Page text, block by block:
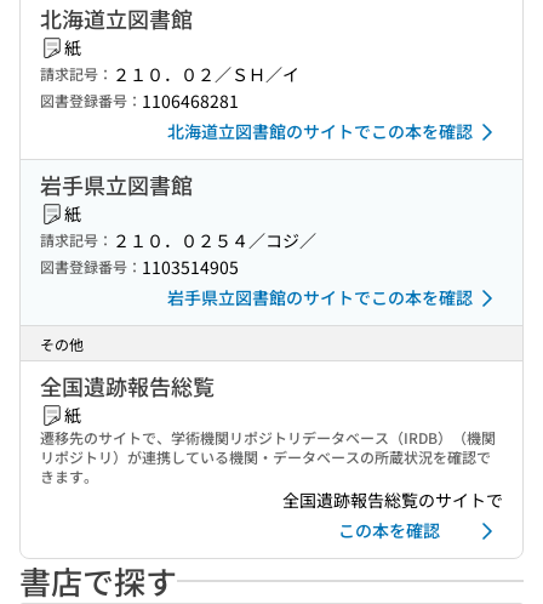
北海道立図書館
紙
請求記号： ２１０．０２／ＳＨ／イ
図書登録番号： 1106468281
北海道立図書館のサイトでこの本を確認
岩手県立図書館
紙
請求記号： ２１０．０２５４／コジ／
図書登録番号： 1103514905
岩手県立図書館のサイトでこの本を確認
その他
全国遺跡報告総覧
紙
遷移先のサイトで、学術機関リポジトリデータベース（IRDB）（機関
リポジトリ）が連携している機関・データベースの所蔵状況を確認で
きます。
全国遺跡報告総覧のサイトで
この本を確認
書店で探す